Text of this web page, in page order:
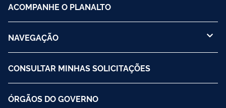
ACOMPANHE O PLANALTO
NAVEGAÇÃO
CONSULTAR MINHAS SOLICITAÇÕES
ÓRGÃOS DO GOVERNO